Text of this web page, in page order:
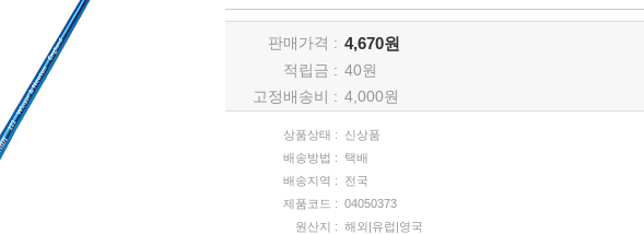
판매가격 : 4,670원
적립금 : 40원
고정배송비 : 4,000원
상품상태 :
신상품
배송방법 :
택배
배송지역 :
전국
제품코드 : 04050373
원산지 : 해외|유럽|영국